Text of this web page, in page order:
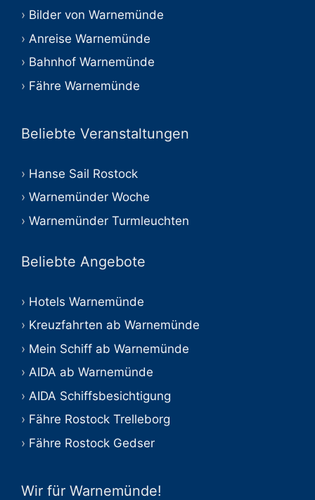
Bilder von Warnemünde
Anreise Warnemünde
Bahnhof Warnemünde
Fähre Warnemünde
Beliebte Veranstaltungen
Hanse Sail Rostock
Warnemünder Woche
Warnemünder Turmleuchten
Beliebte Angebote
Hotels Warnemünde
Kreuzfahrten ab Warnemünde
Mein Schiff ab Warnemünde
AIDA ab Warnemünde
AIDA Schiffsbesichtigung
Fähre Rostock Trelleborg
Fähre Rostock Gedser
Wir für Warnemünde!